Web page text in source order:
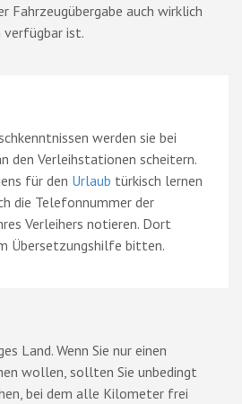
Fahrzeugübergabe auch wirklich
ist.
werden sie bei
den Verleihstationen scheitern.
für den Urlaub türkisch lernen
die Telefonnummer der
Verleihers notieren. Dort
Übersetzungshilfe bitten.
Land. Wenn Sie nur einen
wollen, sollten Sie unbedingt
bei dem alle Kilometer frei